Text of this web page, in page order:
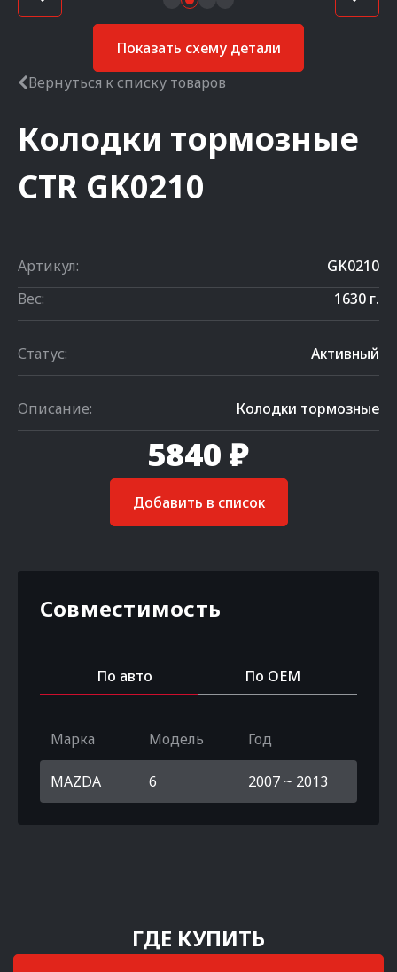
Показать схему детали
Вернуться к списку товаров
Колодки тормозные
CTR GK0210
Артикул:
GK0210
Вес:
1630 г.
Статус: Активный
Описание: Колодки тормозные
5840 ₽
Добавить в список
Совместимость
По авто По OEM
Марка Модель Год
MAZDA 6 2007 ~ 2013
ГДЕ КУПИТЬ